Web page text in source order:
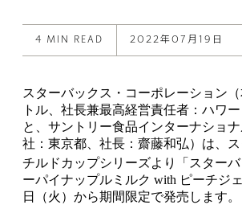
X
Facebook
4 MIN READ 2022年07月19日
スターバックス・コーポレーション
トル、社長兼最高経営責任者：ハワー
と、サントリー食品インターナショ
社：東京都、社長：齋藤和弘）は、
チルドカップシリーズより「スターバ
ーパイナップルミルク with ピーチジ
日（火）から期間限定で発売します。